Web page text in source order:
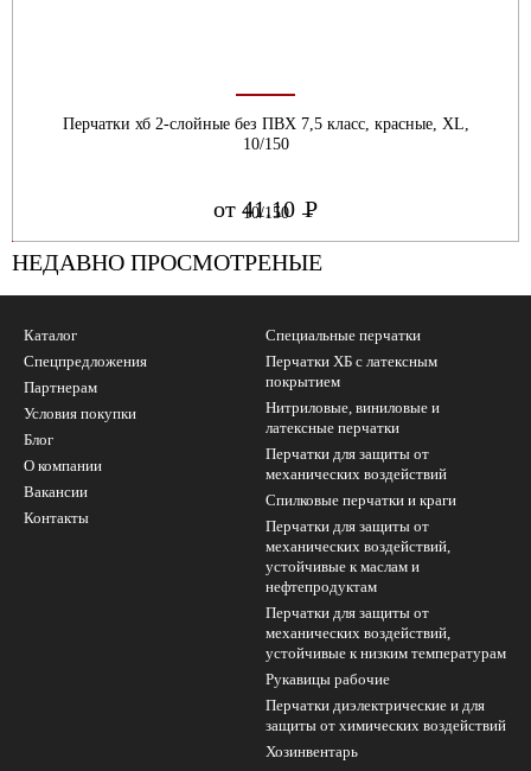
Перчатки хб 2-слойные без ПВХ 7,5 класс, красные, ХL,
10/150
от 41.10 Р
УБ.
НЕДАВНО ПРОСМОТРЕНЫЕ
Каталог
Спецпредложения
Партнерам
Условия покупки
Блог
О компании
Вакансии
Контакты
Специальные перчатки
Перчатки ХБ с латексным
покрытием
Нитриловые, виниловые и
латексные перчатки
Перчатки для защиты от
механических воздействий
Cпилковые перчатки и краги
Перчатки для защиты от
механических воздействий,
устойчивые к маслам и
нефтепродуктам
Перчатки для защиты от
механических воздействий,
устойчивые к низким температурам
Рукавицы рабочие
Перчатки диэлектрические и для
защиты от химических воздействий
Хозинвентарь